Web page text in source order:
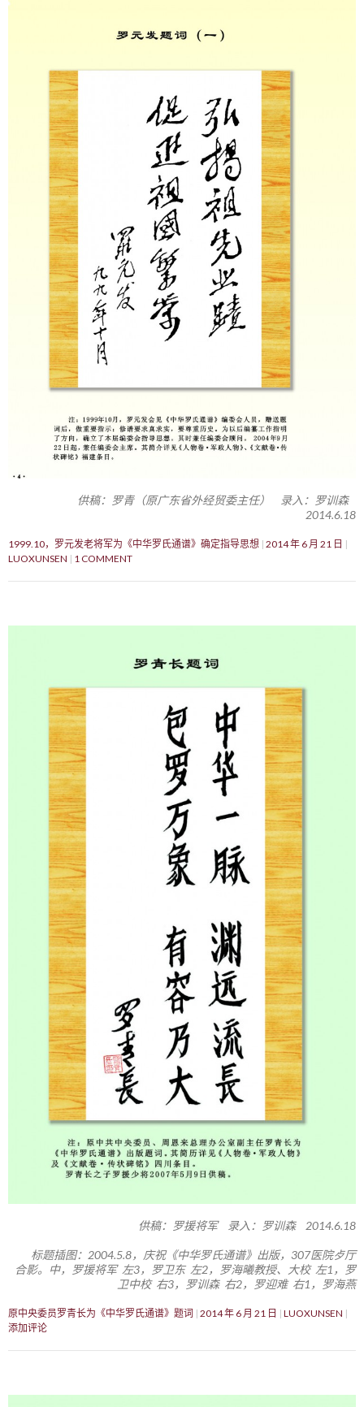
供稿：罗青（原广东省外经贸委主任） 录入：罗训森
2014.6.18
1999.10，罗元发老将军为《中华罗氏通谱》确定指导思想 2014 年 6 月 21 日
LUOXUNSEN
1 COMMENT
供稿：罗援将军 录入：罗训森 2014.6.18
标题插图：2004.5.8，庆祝《中华罗氏通谱》出版，307医院歺厅
合影。中，罗援将军 左3，罗卫东 左2，罗海曦教授、大校 左1，罗
卫中校 右3，罗训森 右2，罗迎难 右1，罗海燕
原中央委员罗青长为《中华罗氏通谱》题词 2014 年 6 月 21 日
LUOXUNSEN
添加评论